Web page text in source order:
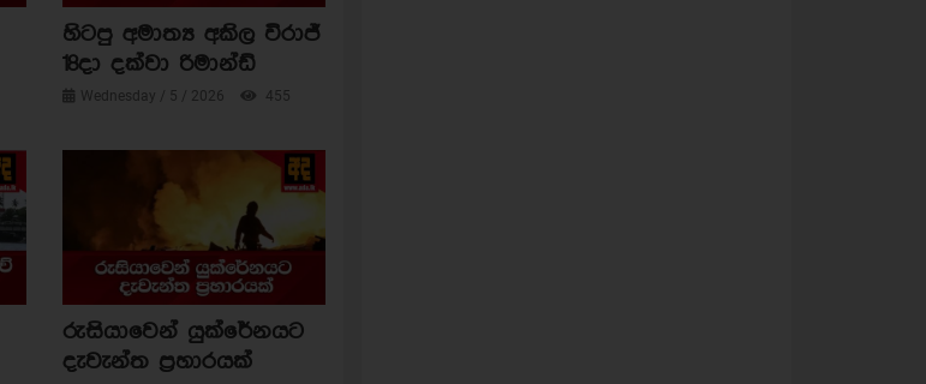
හිටපු අමාත්‍ය අකිල විරාජ්
18දා දක්වා රිමාන්ඩ්
Wednesday / 5 / 2026 455
රුසියාවෙන් යුක්රේනයට
දැවැන්ත ප්‍රහාරයක්